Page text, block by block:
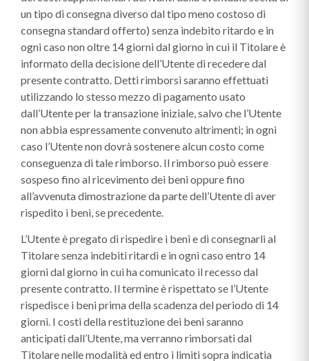
un tipo di consegna diverso dal tipo meno costoso di
consegna standard offerto) senza indebito ritardo e in
ogni caso non oltre 14 giorni dal giorno in cui il Titolare è
informato della decisione dell’Utente di recedere dal
presente contratto. Detti rimborsi saranno effettuati
utilizzando lo stesso mezzo di pagamento usato
dall’Utente per la transazione iniziale, salvo che l’Utente
non abbia espressamente convenuto altrimenti; in ogni
caso l’Utente non dovrà sostenere alcun costo come
conseguenza di tale rimborso. Il rimborso può essere
sospeso fino al ricevimento dei beni oppure fino
all’avvenuta dimostrazione da parte dell’Utente di aver
rispedito i beni, se precedente.
L’Utente è pregato di rispedire i beni e di consegnarli al
Titolare senza indebiti ritardi e in ogni caso entro 14
giorni dal giorno in cui ha comunicato il recesso dal
presente contratto. Il termine è rispettato se l’Utente
rispedisce i beni prima della scadenza del periodo di 14
giorni. I costi della restituzione dei beni saranno
anticipati dall’Utente, ma verranno rimborsati dal
Titolare nelle modalità ed entro i limiti sopra indicatia